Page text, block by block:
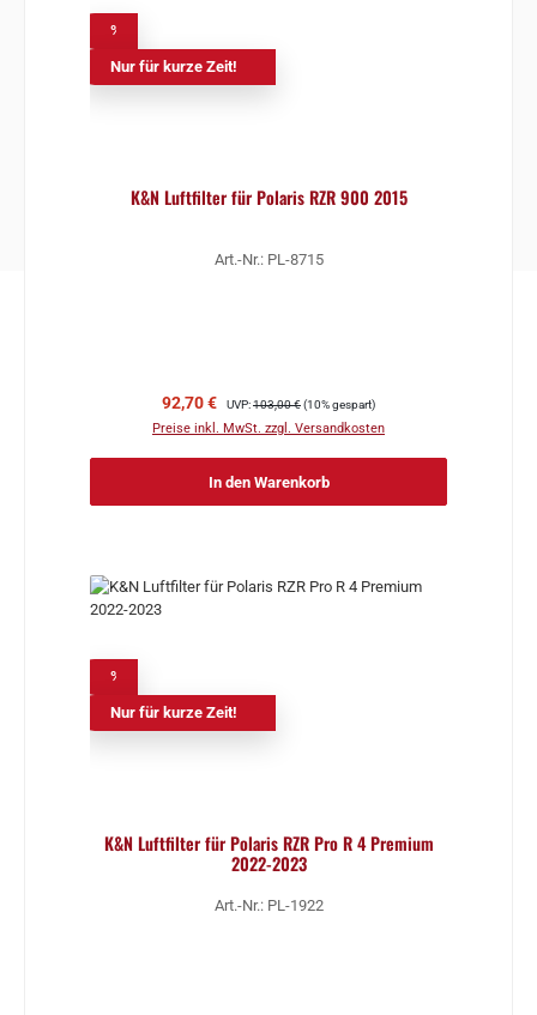
Nur für kurze Zeit!
K&N Luftfilter für Polaris RZR 900 2015
Art.-Nr.: PL-8715
Verkaufspreis:
92,70 € Regulärer Preis:
UVP:103,00 €(10% gespart)
Preise inkl. MwSt. zzgl. Versandkosten
In den Warenkorb
Nur für kurze Zeit!
K&N Luftfilter für Polaris RZR Pro R 4 Premium
2022-2023
Art.-Nr.: PL-1922